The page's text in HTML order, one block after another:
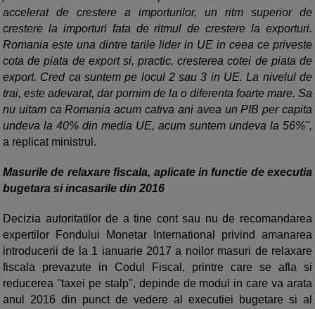
accelerat de crestere a importurilor, un ritm superior de
crestere la importuri fata de ritmul de crestere la exporturi.
Romania este una dintre tarile lider in UE in ceea ce priveste
cota de piata de export si, practic, cresterea cotei de piata de
export. Cred ca suntem pe locul 2 sau 3 in UE. La nivelul de
trai, este adevarat, dar pornim de la o diferenta foarte mare. Sa
nu uitam ca Romania acum cativa ani avea un PIB per capita
undeva la 40% din media UE, acum suntem undeva la 56%",
a replicat ministrul.
Masurile de relaxare fiscala, aplicate in functie de executia
bugetara si incasarile din 2016
Decizia autoritatilor de a tine cont sau nu de recomandarea
expertilor Fondului Monetar International privind amanarea
introducerii de la 1 ianuarie 2017 a noilor masuri de relaxare
fiscala prevazute in Codul Fiscal, printre care se afla si
reducerea ''taxei pe stalp", depinde de modul in care va arata
anul 2016 din punct de vedere al executiei bugetare si al